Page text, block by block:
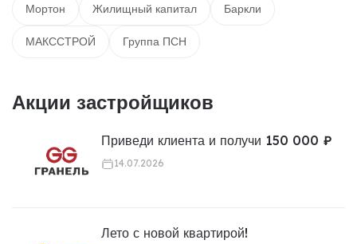
Мортон Жилищный капитал Баркли
МАКССТРОЙ Группа ПСН
Акции застройщиков
Приведи клиента и получи 150 000 ₽
14.07.2026
Лето с новой квартирой!